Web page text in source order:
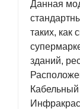
Данная
таких, как
зданий,
Кабельный